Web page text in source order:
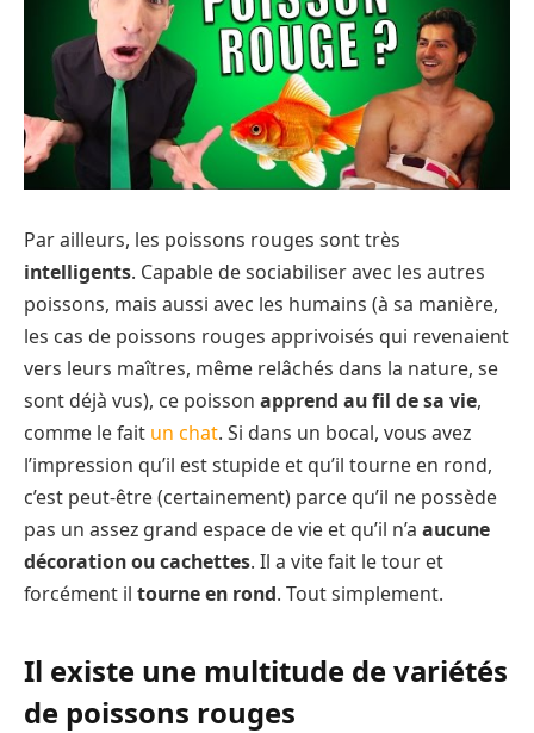
Par ailleurs, les poissons rouges sont très
intelligents. Capable de sociabiliser avec les autres
poissons, mais aussi avec les humains (à sa manière,
les cas de poissons rouges apprivoisés qui revenaient
vers leurs maîtres, même relâchés dans la nature, se
sont déjà vus), ce poisson apprend au fil de sa vie,
comme le fait un chat. Si dans un bocal, vous avez
l’impression qu’il est stupide et qu’il tourne en rond,
c’est peut-être (certainement) parce qu’il ne possède
pas un assez grand espace de vie et qu’il n’a aucune
décoration ou cachettes. Il a vite fait le tour et
forcément il tourne en rond. Tout simplement.
Il existe une multitude de variétés
de poissons rouges